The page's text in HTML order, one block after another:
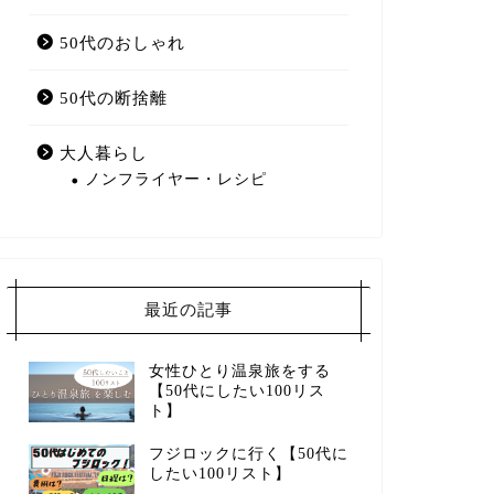
50代のおしゃれ
50代の断捨離
大人暮らし
ノンフライヤー・レシピ
最近の記事
女性ひとり温泉旅をする
【50代にしたい100リス
ト】
フジロックに行く【50代に
したい100リスト】